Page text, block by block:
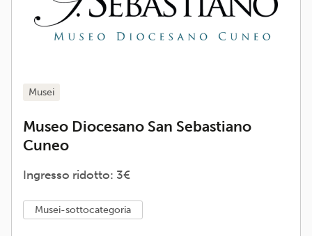
musei
Museo Diocesano San Sebastiano
Cuneo
Ingresso ridotto: 3€
musei-sottocategoria